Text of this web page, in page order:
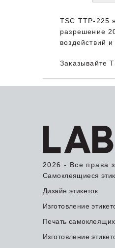
TSC TTP-225
разрешение
воздействий
Заказывайте
2026 - Все права
Самоклеящиеся
Дизайн этикеток
Изготовление
Печать
Изготовление